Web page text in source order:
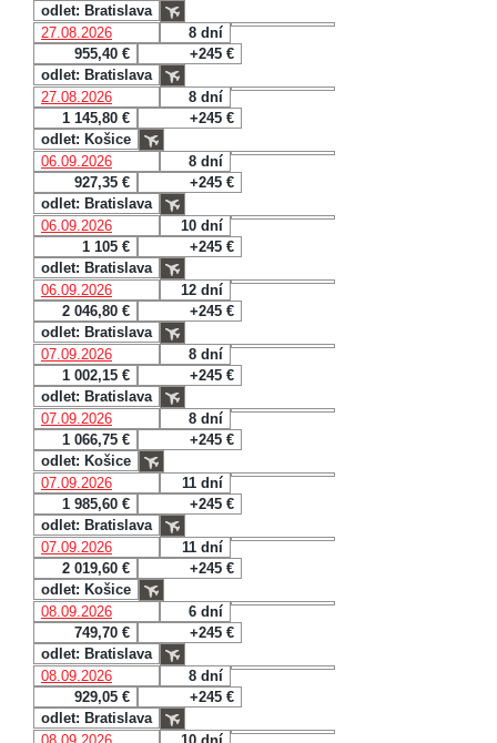
odlet: Bratislava
27.08.2026
8 dní
955,40 €
+245 €
odlet: Bratislava
27.08.2026
8 dní
1 145,80 €
+245 €
odlet: Košice
06.09.2026
8 dní
927,35 €
+245 €
odlet: Bratislava
06.09.2026
10 dní
1 105 €
+245 €
odlet: Bratislava
06.09.2026
12 dní
2 046,80 €
+245 €
odlet: Bratislava
07.09.2026
8 dní
1 002,15 €
+245 €
odlet: Bratislava
07.09.2026
8 dní
1 066,75 €
+245 €
odlet: Košice
07.09.2026
11 dní
1 985,60 €
+245 €
odlet: Bratislava
07.09.2026
11 dní
2 019,60 €
+245 €
odlet: Košice
08.09.2026
6 dní
749,70 €
+245 €
odlet: Bratislava
08.09.2026
8 dní
929,05 €
+245 €
odlet: Bratislava